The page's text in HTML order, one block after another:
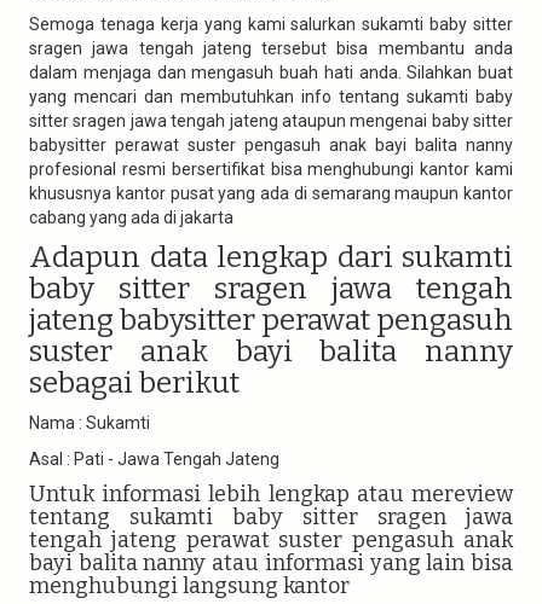
Semoga tenaga kerja yang kami salurkan sukamti baby sitter
sragen jawa tengah jateng tersebut bisa membantu anda
dalam menjaga dan mengasuh buah hati anda. Silahkan buat
yang mencari dan membutuhkan info tentang sukamti baby
sitter sragen jawa tengah jateng ataupun mengenai baby sitter
babysitter perawat suster pengasuh anak bayi balita nanny
profesional resmi bersertifikat bisa menghubungi kantor kami
khususnya kantor pusat yang ada di semarang maupun kantor
cabang yang ada di jakarta
Adapun data lengkap dari sukamti
baby sitter sragen jawa tengah
jateng babysitter perawat pengasuh
suster anak bayi balita nanny
sebagai berikut
Nama : Sukamti
Asal : Pati - Jawa Tengah Jateng
Untuk informasi lebih lengkap atau mereview
tentang sukamti baby sitter sragen jawa
tengah jateng perawat suster pengasuh anak
bayi balita nanny atau informasi yang lain bisa
menghubungi langsung kantor